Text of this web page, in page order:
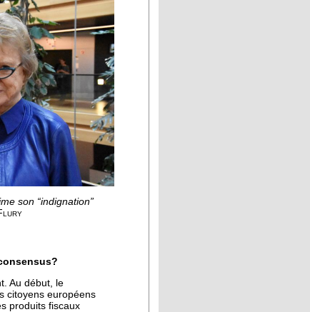
son “indignation”
Au début, le
citoyens européens
produits fiscaux